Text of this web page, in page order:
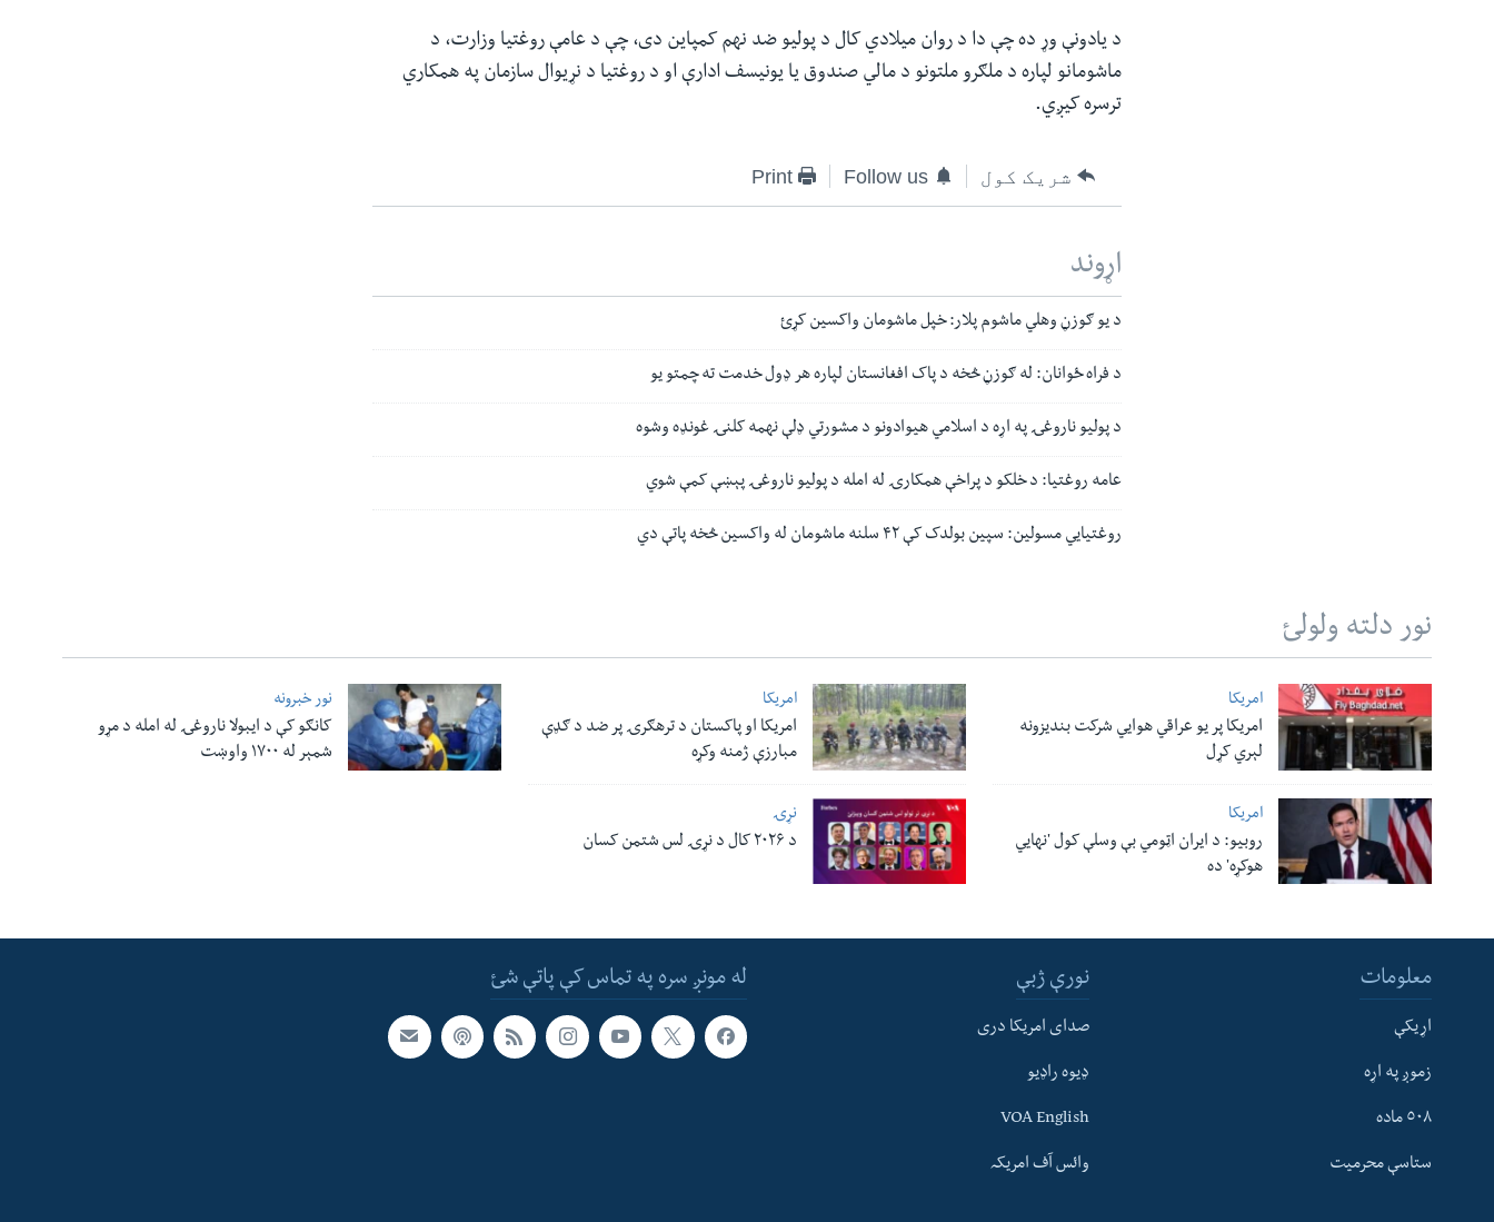
له مونږ سره په تماس کې پاتې شئ
د یادونې وړ ده چې دا د روان میلادي کال د پولیو ضد نهم کمپاین دی، چې د عامې روغتیا وزارت، د
ماشومانو لپاره د ملګرو ملتونو د مالي صندوق یا یونیسف ادارې او د روغتیا د نړیوال سازمان په همکاري
ترسره کیږي.
شریک کول Follow us
Print
اړوند
د یو ګوزڼ وهلي ماشوم پلار: خپل ماشومان واکسین کړئ
د فراه ځوانان: له ګوزڼ څخه د پاک افغانستان لپاره هر ډول خدمت ته چمتو یو
د پولیو ناروغۍ په اړه د اسلامي هیوادونو د مشورتي ډلې نهمه کلنۍ غونډه وشوه
عامه روغتیا: د خلکو د پراخې همکارۍ له امله د پولیو ناروغۍ پېښې کمې شوي
روغتیایي مسولین: سپین بولدک کې ۴۲ سلنه ماشومان له واکسین څخه پاتې دي
نور دلته ولولئ
امریکا
امریکا پر یو عراقي هوایي شرکت بندیزونه
لېري کړل
امریکا
امریکا او پاکستان د ترهګرۍ پر ضد د ګډې
مبارزې ژمنه وکړه
نور خبرونه
کانګو کې د ایبولا ناروغۍ له امله د مړو
شمېر له ۱۷۰۰ واوښت
امریکا
روبیو: د ایران اټومي بې وسلې کول 'نهايي
هوکړه' ده
نړۍ
د ۲۰۲۶ کال د نړۍ لس شتمن کسان
له مونږ سره په تماس کې پاتې شئ معلومات
اړیکې
زموږ په اړه
٥٠٨ ماده
ستاسې محرمیت
نورې ژبې
صدای امریکا دری
ډیوه راډیو
VOA English
وائس آف امریکہ